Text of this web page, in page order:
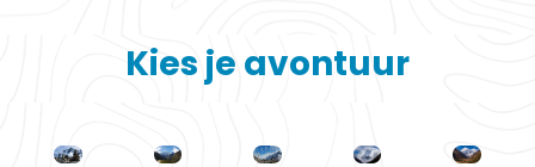
Kies je avontuur